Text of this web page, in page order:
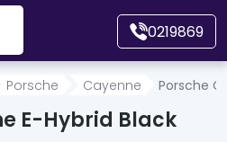
0219869
Porsche Cayenne Porsche
E-Hybrid Black